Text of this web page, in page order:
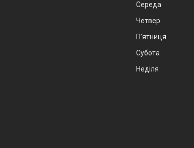
Середа
Четвер
Пʼятниця
Субота
Неділя